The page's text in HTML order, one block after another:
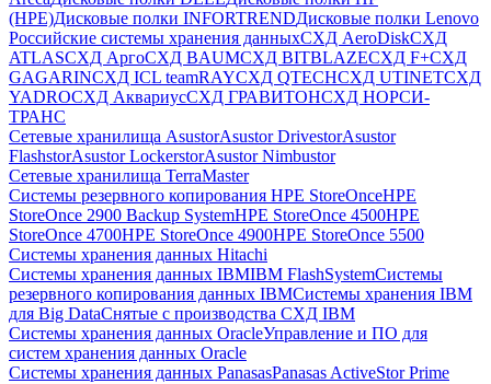
(HPE)Дисковые полки INFORTRENDДисковые полки Lenovo
Российские системы хранения данныхСХД AeroDiskСХД
ATLASСХД AргоСХД BAUMСХД BITBLAZEСХД F+СХД
GAGARINСХД ICL teamRAYСХД QTECHСХД UTINETСХД
YADROСХД АквариусСХД ГРАВИТОНСХД НОРСИ-
ТРАНС
Сетевые хранилища AsustorAsustor DrivestorAsustor
FlashstorAsustor LockerstorAsustor Nimbustor
Сетевые хранилища TerraMaster
Системы резервного копирования HPE StoreOnceHPE
StoreOnce 2900 Backup SystemHPE StoreOnce 4500HPE
StoreOnce 4700HPE StoreOnce 4900HPE StoreOnce 5500
Системы хранения данных Hitachi
Системы хранения данных IBMIBM FlashSystemСистемы
резервного копирования данных IBMСистемы хранения IBM
для Big DataСнятые с производства СХД IBM
Системы хранения данных OracleУправление и ПО для
систем хранения данных Oracle
Системы хранения данных PanasasPanasas ActiveStor Prime